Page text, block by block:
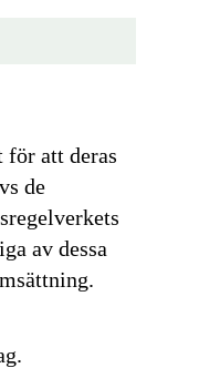
att deras
de
av dessa